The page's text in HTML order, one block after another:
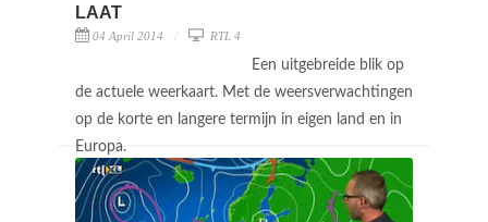
LAAT
04 April 2014 RTL 4
Een uitgebreide blik op
de actuele weerkaart. Met de weersverwachtingen
op de korte en langere termijn in eigen land en in
Europa.